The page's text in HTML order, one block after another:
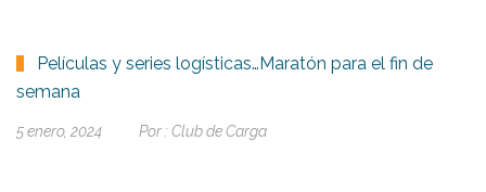
Películas y series logísticas…Maratón para el fin de
semana
5 enero, 2024 Por : Club de Carga